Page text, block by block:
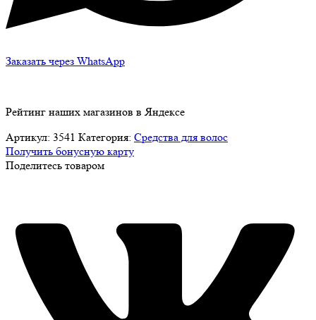
Заказать через WhatsApp
Рейтинг наших магазинов в Яндексе
Артикул: 3541 Категория: Средства для волос
Получить бонусную карту
Поделитесь товаром